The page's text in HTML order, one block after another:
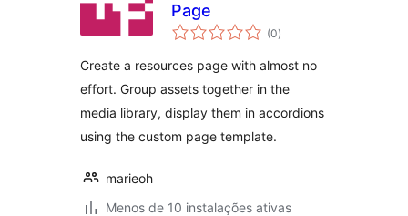
Page
(0avaliações
totais
)
Create a resources page with almost no
effort. Group assets together in the
media library, display them in accordions
using the custom page template.
marieoh
Menos de 10 instalações ativas